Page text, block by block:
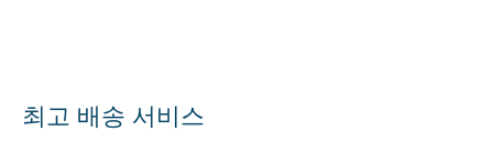
최고 배송 서비스